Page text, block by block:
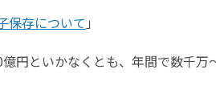
保存について 」
円といかなくとも、年間で数千